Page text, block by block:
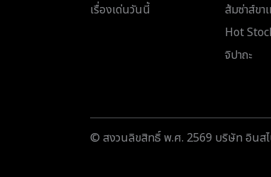
เรื่องเด่นวันนี้
ส้มซ่าส์ขา
Hot
จิปาถะ
© สงวนลิขสิทธิ์ พ.ศ. 2569 บริษัท อินสไ